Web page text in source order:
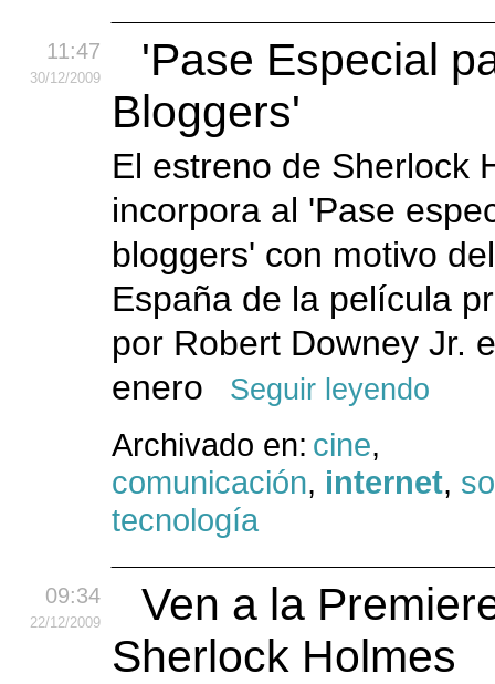
11:47
30/12/2009
'Pase Especial
Bloggers'
El estreno de Sherlock
incorpora al 'Pase
bloggers' con motivo
España de la película
por Robert Downey Jr.
enero
Seguir leyendo
Archivado en: cine,
comunicación, internet,
tecnología
09:34
22/12/2009
Ven a la
Sherlock Holmes